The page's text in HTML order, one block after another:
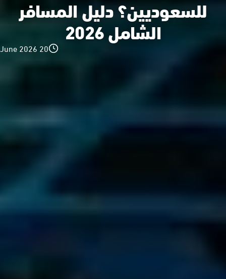
للسعوديين؟ دليل المسافر
الشامل 2026
20 June 2026